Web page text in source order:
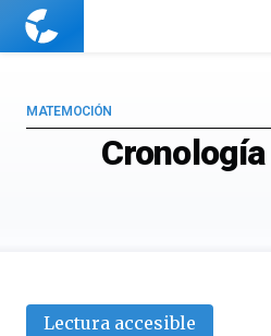
Cuaderno
MATEMOCIÓN
Lectura accesible